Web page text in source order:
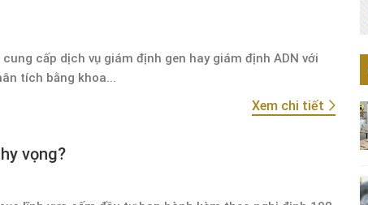
cấp dịch vụ giám định gen hay giám định ADN với
tích bằng khoa...
Xem chi tiết
vọng?